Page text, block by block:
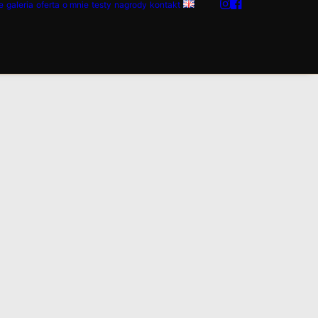
galeria oferta o mnie testy nagrody kontakt